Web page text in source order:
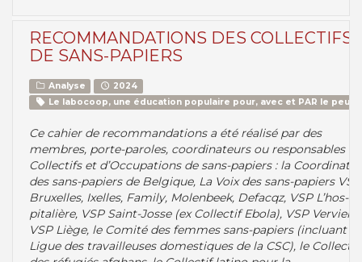
RECOMMANDATIONS DES COLLECTIFS
DE SANS-PAPIERS
Analyse
2024
Le labocoop, une éducation populaire pour, avec et PAR le
Ce cahier de recommandations a été réalisé par des
membres, porte-paroles, coordinateurs ou responsables de
Collectifs et d’Occupations de sans-papiers : la
des sans-papiers de Belgique, La Voix des sans-papiers VSP
Bruxelles, Ixelles, Family, Molenbeek, Defacqz, VSP L’hos-
pitalière, VSP Saint-Josse (ex Collectif Ebola), VSP Verviers,
VSP Liège, le Comité des femmes sans-papiers (incluant la
Ligue des travailleuses domestiques de la CSC), le Collectif